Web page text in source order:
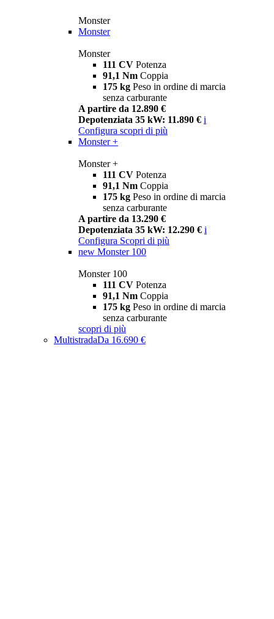
Monster
Monster
Monster
111 CV Potenza
91,1 Nm Coppia
175 kg Peso in ordine di marcia
senza carburante
A partire da 12.890 €
Depotenziata 35 kW: 11.890 € i
Configura scopri di più
Monster +
Monster +
111 CV Potenza
91,1 Nm Coppia
175 kg Peso in ordine di marcia
senza carburante
A partire da 13.290 €
Depotenziata 35 kW: 12.290 € i
Configura Scopri di più
new Monster 100
Monster 100
111 CV Potenza
91,1 Nm Coppia
175 kg Peso in ordine di marcia
senza carburante
scopri di più
MultistradaDa 16.690 €